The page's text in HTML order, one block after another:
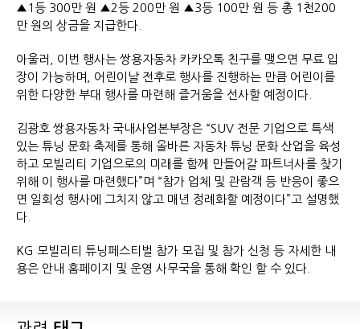
▲1등 300만 원 ▲2등 200만 원 ▲3등 100만 원 등 총 1천200
만 원의 상금을 지급한다.
아울러, 이번 행사는 쌍용자동차 카카오톡 친구를 맺으면 무료 입
장이 가능하며, 어린이날 전후로 행사를 진행하는 만큼 어린이를
위한 다양한 부대 행사를 마련해 즐거움을 선사할 예정이다.
김광호 쌍용자동차 국내사업본부장은 “SUV 전문 기업으로 특색
있는 튜닝 문화 축제를 통해 올바른 자동차 튜닝 문화 산업을 육성
하고 모빌리티 기업으로의 미래를 함께 만들어갈 파트너사를 찾기
위해 이 행사를 마련했다”며 “참가 업체 및 관람객 등 반응이 좋으
면 일회성 행사에 그치지 않고 매년 정례화할 예정이다”고 설명했
다.
KG 모빌리티 튜닝페스티벌 참가 모집 및 참가 신청 등 자세한 내
용은 안내 홈페이지 및 운영 사무국을 통해 확인 할 수 있다.